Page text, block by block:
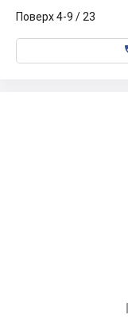
Поверх 4-9 / 23